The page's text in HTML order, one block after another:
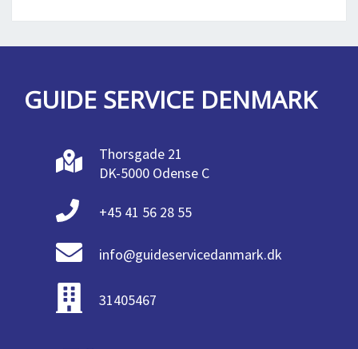
GUIDE SERVICE DENMARK
Thorsgade 21
DK-5000 Odense C
+45 41 56 28 55
info@guideservicedanmark.dk
31405467